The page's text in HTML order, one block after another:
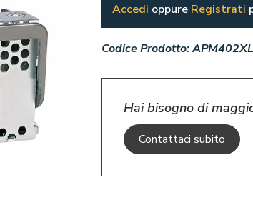
Accedi oppure Registrati
Codice Prodotto:
Hai bisogno di
Contattaci subito